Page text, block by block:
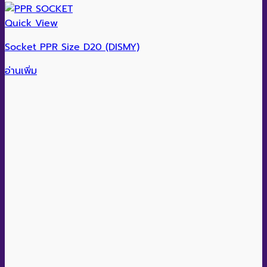
Quick View
Socket PPR Size D20 (DISMY)
อ่านเพิ่ม